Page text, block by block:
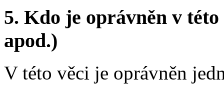
5. Kdo je oprávněn v
apod.)
V této věci je oprávněn